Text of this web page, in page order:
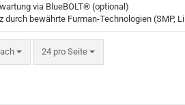
via BlueBOLT® (optional)
durch bewährte Furman-Technologien (SMP,
24 pro Seite
pro Seite